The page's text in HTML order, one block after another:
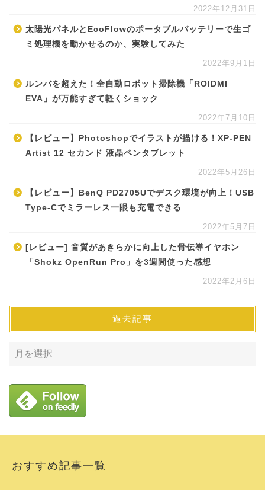
2022年12月31日
太陽光パネルとEcoFlowのポータブルバッテリーで生ゴ
ミ処理機を動かせるのか、実験してみた
2022年9月1日
ルンバを超えた！全自動ロボット掃除機「ROIDMI
EVA」が万能すぎて軽くショック
2022年7月10日
【レビュー】Photoshopでイラストが描ける！XP-PEN
Artist 12 セカンド 液晶ペンタブレット
2022年5月26日
【レビュー】BenQ PD2705Uでデスク環境が向上！USB
Type-Cでミラーレス一眼も充電できる
2022年5月7日
[レビュー] 音質があきらかに向上した骨伝導イヤホン
「Shokz OpenRun Pro」を3週間使った感想
2022年2月6日
過去記事
おすすめ記事一覧